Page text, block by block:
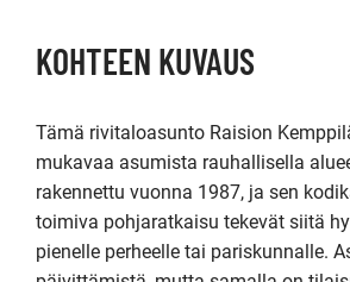
KOHTEEN KUVAUS
Tämä rivitaloasunto Raision
mukavaa asumista rauhallisella
rakennettu vuonna 1987, ja sen
toimiva pohjaratkaisu tekevät siitä
pienelle perheelle tai pariskunnalle.